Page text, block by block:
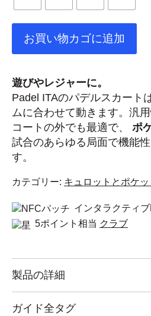
69,00 €
し
た。
お買い物カゴに追加
遊びやレジャーに。
Padel ITAのパデルスカート
ムに合わせて動きます。汎
コートの外でも最適で、 ポ
試合のあらゆる局面で機能
す。
カテゴリー: キュロットとポケ
インタラクティ
5ポイント相当 クラブ
製品の詳細
ガイド全タグ